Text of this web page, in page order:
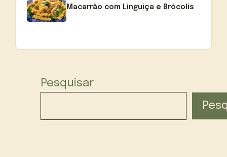
Macarrão com Linguiça e Brócolis
Pesquisar